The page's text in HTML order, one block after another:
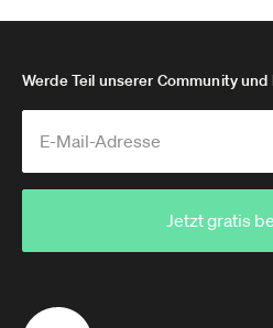
Werde Teil unserer Community
Jetzt gratis